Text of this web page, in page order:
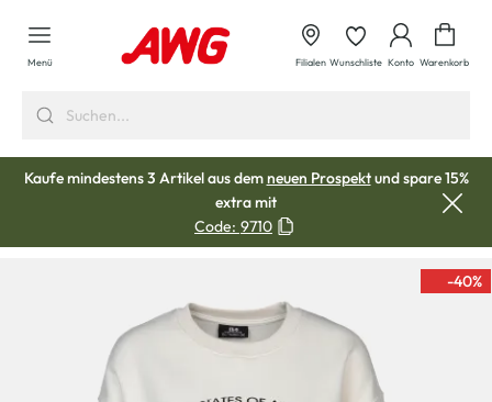
springen
Menü Filialen Wunschliste Konto Warenkorb
Kaufe mindestens 3 Artikel aus demneuen Prospektund spare 15%
extra mit
Code: 9710
-40%